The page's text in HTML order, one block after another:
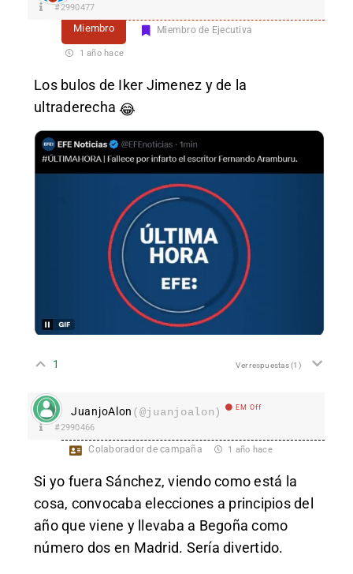
#2990477
Miembro Miembro de Ejecutiva
1 año hace
Los bulos de Iker Jimenez y de la
ultraderecha 😂
1 Ver respuestas(1)
JuanjoAlon (@juanjoalon) EM Off
#2990466
Colaborador de campaña 1 año hace
Si yo fuera Sánchez, viendo como está la
cosa, convocaba elecciones a principios del
año que viene y llevaba a Begoña como
número dos en Madrid. Sería divertido.